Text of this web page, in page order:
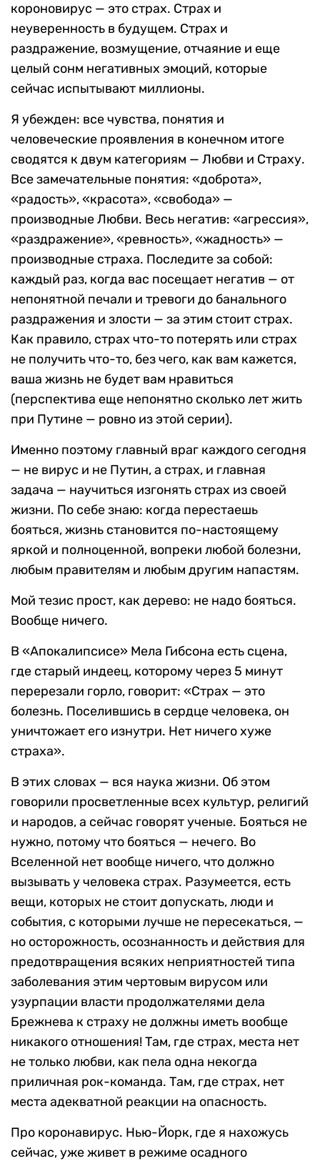
короновирус — это страх. Страх и
неуверенность в будущем. Страх и
раздражение, возмущение, отчаяние и еще
целый сонм негативных эмоций, которые
сейчас испытывают миллионы.
Я убежден: все чувства, понятия и
человеческие проявления в конечном итоге
сводятся к двум категориям — Любви и Страху.
Все замечательные понятия: «доброта»,
«радость», «красота», «свобода» —
производные Любви. Весь негатив: «агрессия»,
«раздражение», «ревность», «жадность» —
производные страха. Последите за собой:
каждый раз, когда вас посещает негатив — от
непонятной печали и тревоги до банального
раздражения и злости — за этим стоит страх.
Как правило, страх что-то потерять или страх
не получить что-то, без чего, как вам кажется,
ваша жизнь не будет вам нравиться
(перспектива еще непонятно сколько лет жить
при Путине — ровно из этой серии).
Именно поэтому главный враг каждого сегодня
— не вирус и не Путин, а страх, и главная
задача — научиться изгонять страх из своей
жизни. По себе знаю: когда перестаешь
бояться, жизнь становится по-настоящему
яркой и полноценной, вопреки любой болезни,
любым правителям и любым другим напастям.
Мой тезис прост, как дерево: не надо бояться.
Вообще ничего.
В «Апокалипсисе» Мела Гибсона есть сцена,
где старый индеец, которому через 5 минут
перерезали горло, говорит: «Страх — это
болезнь. Поселившись в сердце человека, он
уничтожает его изнутри. Нет ничего хуже
страха».
В этих словах — вся наука жизни. Об этом
говорили просветленные всех культур, религий
и народов, а сейчас говорят ученые. Бояться не
нужно, потому что бояться — нечего. Во
Вселенной нет вообще ничего, что должно
вызывать у человека страх. Разумеется, есть
вещи, которых не стоит допускать, люди и
события, с которыми лучше не пересекаться, —
но осторожность, осознанность и действия для
предотвращения всяких неприятностей типа
заболевания этим чертовым вирусом или
узурпации власти продолжателями дела
Брежнева к страху не должны иметь вообще
никакого отношения! Там, где страх, места нет
не только любви, как пела одна некогда
приличная рок-команда. Там, где страх, нет
места адекватной реакции на опасность.
Про коронавирус. Нью-Йорк, где я нахожусь
сейчас, уже живет в режиме осадного